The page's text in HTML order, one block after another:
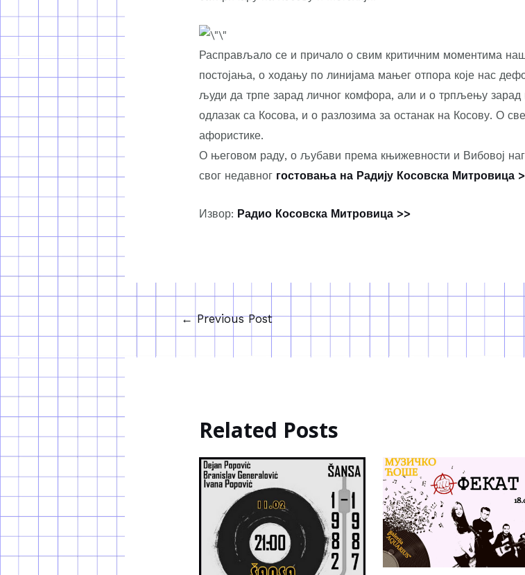
Расправљало се и причало о свим критичним моментима
постојања, о ходању по линијама мањег отпора које нас
људи да трпе зарад личног комфора, али и о трпљењу
одлазак са Косова, и о разлозима за останак на Косову. О
афористике.
О његовом раду, о љубави према књижевности и Вибовој
свог недавног гостовања на Радију Косовска Митровица
Извор: Радио Косовска Митровица >>
←Previous Post
Related Posts